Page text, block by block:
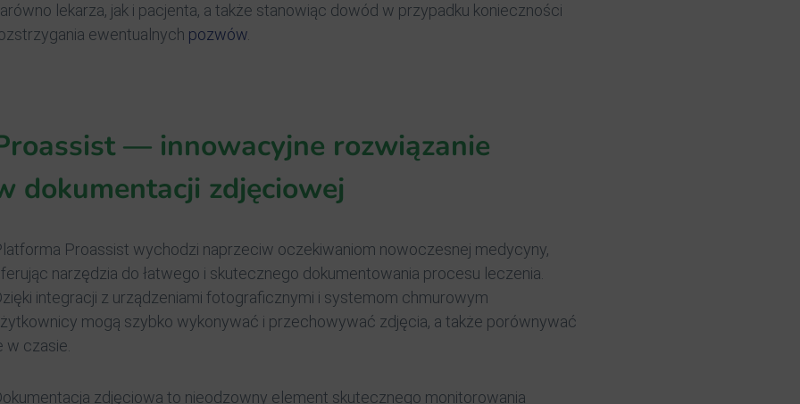
lekarza, jak i pacjenta, a także stanowiąc dowód w przypadku konieczności
ewentualnych pozwów.
— innowacyjne rozwiązanie
dokumentacji zdjęciowej
Proassist wychodzi naprzeciw oczekiwaniom nowoczesnej medycyny,
narzędzia do łatwego i skutecznego dokumentowania procesu leczenia.
integracji z urządzeniami fotograficznymi i systemom chmurowym
mogą szybko wykonywać i przechowywać zdjęcia, a także porównywać
w czasie.
zdjęciowa to nieodzowny element skutecznego monitorowania